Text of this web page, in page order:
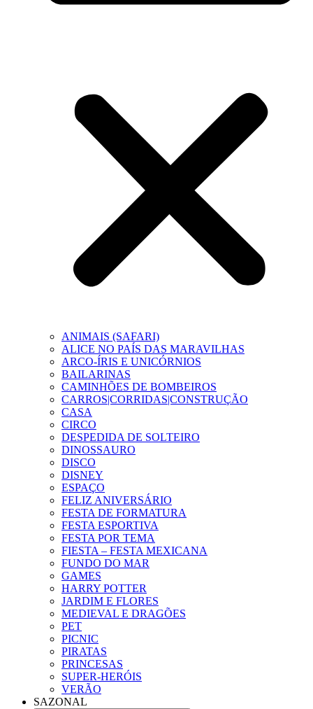
ANIMAIS (SAFARI)
ALICE NO PAÍS DAS MARAVILHAS
ARCO-ÍRIS E UNICÓRNIOS
BAILARINAS
CAMINHÕES DE BOMBEIROS
CARROS|CORRIDAS|CONSTRUÇÃO
CASA
CIRCO
DESPEDIDA DE SOLTEIRO
DINOSSAURO
DISCO
DISNEY
ESPAÇO
FELIZ ANIVERSÁRIO
FESTA DE FORMATURA
FESTA ESPORTIVA
FESTA POR TEMA
FIESTA – FESTA MEXICANA
FUNDO DO MAR
GAMES
HARRY POTTER
JARDIM E FLORES
MEDIEVAL E DRAGÕES
PET
PICNIC
PIRATAS
PRINCESAS
SUPER-HERÓIS
VERÃO
SAZONAL